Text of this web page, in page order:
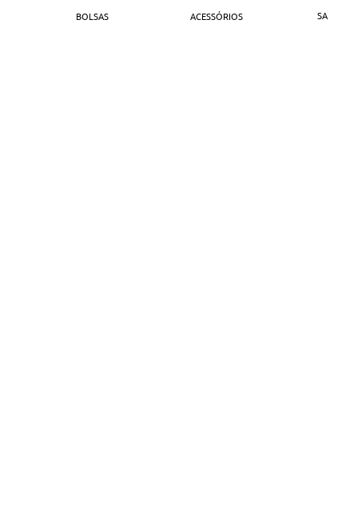
BOLSAS ACESSÓRIOS